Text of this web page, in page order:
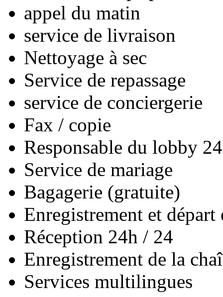
appel du matin
service de livraison
Nettoyage à sec
Service de repassage
service de conciergerie
Fax / copie
Responsable du lobby
Service de mariage
Bagagerie (gratuite)
Enregistrement et départ
Réception 24h / 24
Enregistrement de la
Services multilingues